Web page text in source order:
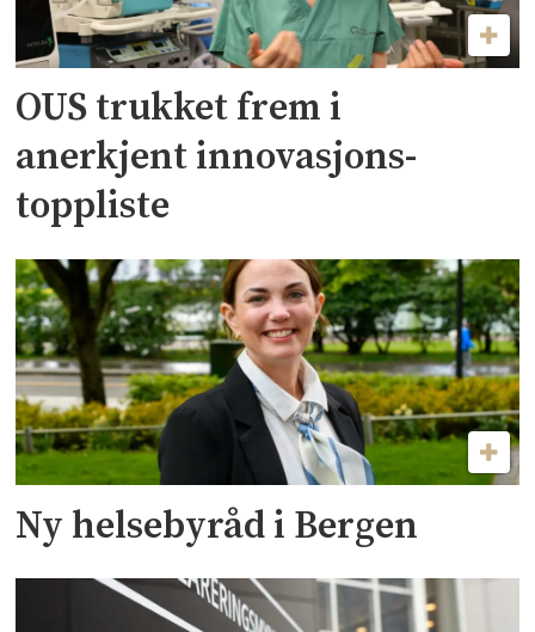
OUS trukket frem i
anerkjent innovasjons-
toppliste
Ny helsebyråd i Bergen